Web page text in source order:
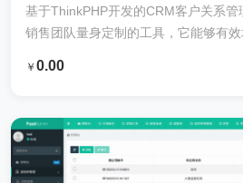
基于ThinkPHP开发的CRM客户关
销售团队量身定制的工具，它能够有
￥ 0.00